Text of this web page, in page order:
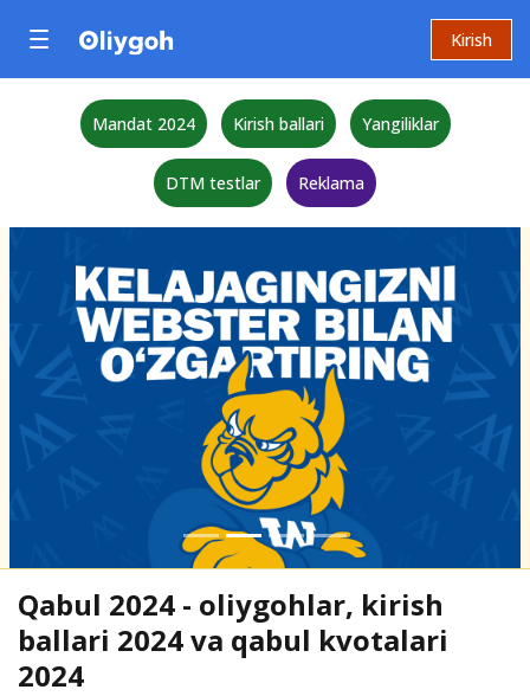
Kirish
Mandat 2024 Kirish ballari Yangiliklar
DTM testlar Reklama
Qabul 2024 - oliygohlar, kirish
ballari 2024 va qabul kvotalari
2024